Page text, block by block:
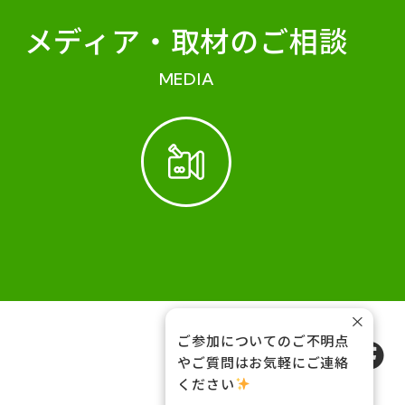
メディア・ 取材のご相談
MEDIA
FOLLOW US
ご参加についてのご不明点
やご質問はお気軽にご連絡
ください
×